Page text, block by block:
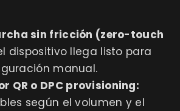
sin fricción (zero-touch
dispositivo llega listo para
manual.
QR o DPC provisioning:
según el volumen y el